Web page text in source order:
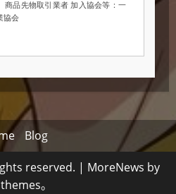
品先物取引業者 加入協会等：一
協会
Blog
reserved. | MoreNews by
。